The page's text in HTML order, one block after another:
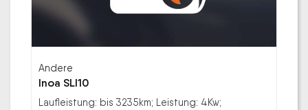
Andere
Inoa SLI10
Laufleistung: bis 3235km; Leistung: 4Kw;